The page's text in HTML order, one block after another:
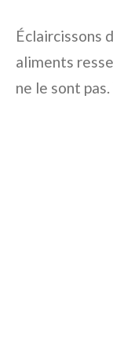
Éclaircissons
aliments
ne le sont